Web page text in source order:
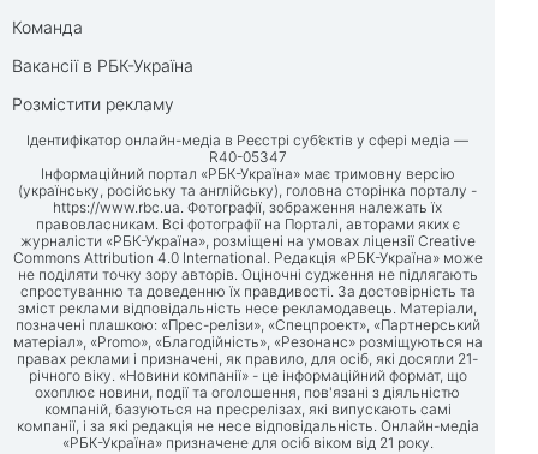
Команда
Вакансії в РБК-Україна
Розмістити рекламу
Ідентифікатор онлайн-медіа в Реєстрі суб’єктів у сфері медіа —
R40-05347
Інформаційний портал «РБК-Україна» має тримовну версію
(українську, російську та англійську), головна сторінка порталу -
https://www.rbc.ua. Фотографії, зображення належать їх
правовласникам. Всі фотографії на Порталі, авторами яких є
журналісти «РБК-Україна», розміщені на умовах ліцензії Creative
Commons Attribution 4.0 International. Редакція «РБК-Україна» може
не поділяти точку зору авторів. Оціночні судження не підлягають
спростуванню та доведенню їх правдивості. За достовірність та
зміст реклами відповідальність несе рекламодавець. Матеріали,
позначені плашкою: «Прес-релізи», «Спецпроект», «Партнерський
матеріал», «Promo», «Благодійність», «Резонанс» розміщуються на
правах реклами і призначені, як правило, для осіб, які досягли 21-
річного віку. «Новини компанії» - це інформаційний формат, що
охоплює новини, події та оголошення, пов'язані з діяльністю
компаній, базуються на пресрелізах, які випускають самі
компанії, і за які редакція не несе відповідальність. Онлайн-медіа
«РБК-Україна» призначене для осіб віком від 21 року.